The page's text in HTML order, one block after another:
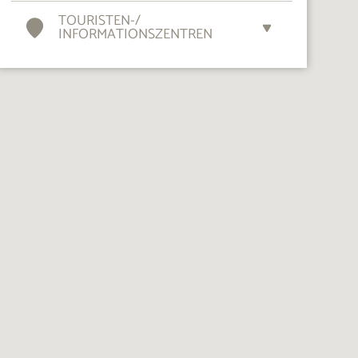
TOURISTEN-/
INFORMATIONSZENTREN